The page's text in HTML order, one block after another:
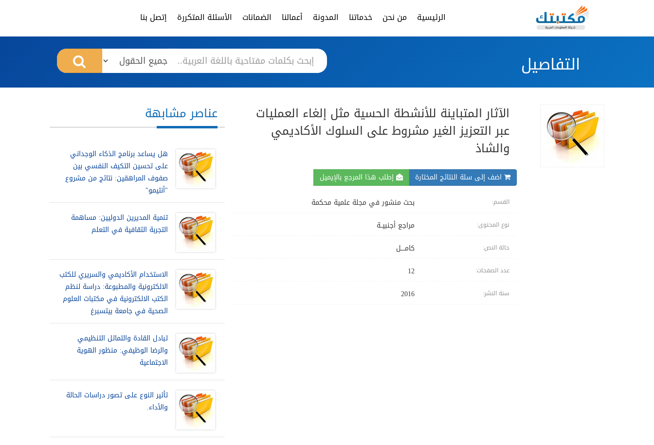
الرئيسية من نحن خدماتنا المدونة أعمالنا الضمانات الأسئلة المتكررة إتصل بنا
التفاصيل
الآثار المتباينة للأنشطة الحسية مثل إلغاء العمليات
عبر التعزيز الغير مشروط على السلوك الأكاديمي
والشاذ
اضف إلى سلة النتائج المختارة إطلب هذا المرجع بالإيميل
القسم: بحث منشور في مجلة علمية محكمة
نوع المحتوى: مراجع أجنبيــة
حالة النص: كامــــل
عدد الصفحات: 12
سنة النشر: 2016
عناصر مشابهة
هل يساعد برنامج الذكاء الوجداني
على تحسين التكيف النفسي بين
صفوف المراهقين: نتائج من مشروع
"أنتيمو"
تنمية المديرين الدوليين: مساهمة
التجربة الثقافية في التعلم
الاستخدام الأكاديمي والسريري للكتب
الالكترونية والمطبوعة: دراسة لنظم
الكتب الالكترونية في مكتبات العلوم
الصحية في جامعة بيتسبرغ
تبادل القادة والتماثل التنظيمي
والرضا الوظيفي: منظور الهوية
الاجتماعية
تأثير النوع على تصور دراسات الحالة
والأداء.